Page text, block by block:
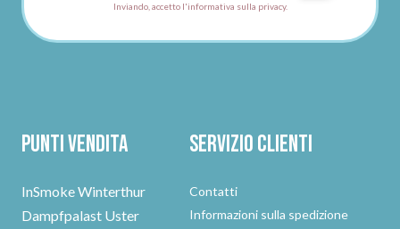
Inviando, accetto l'informativa sulla privacy.
Punti vendita
InSmoke Winterthur
Dampfpalast Uster
Servizio clienti
Contatti
Informazioni sulla spedizione